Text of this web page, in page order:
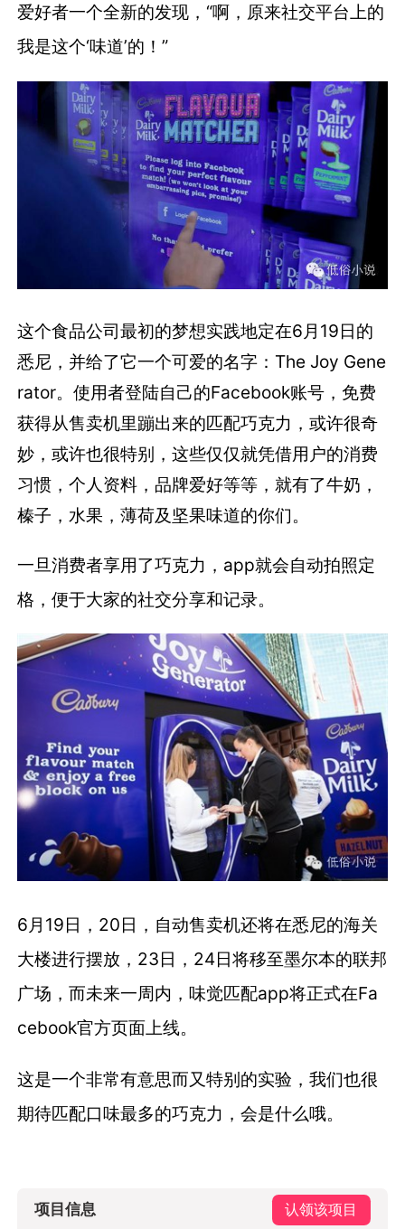
爱好者一个全新的发现，“啊，原来社交平台上的
我是这个‘味道’的！”
这个食品公司最初的梦想实践地定在6月19日的
悉尼，并给了它一个可爱的名字：The Joy Gene
rator。使用者登陆自己的Facebook账号，免费
获得从售卖机里蹦出来的匹配巧克力，或许很奇
妙，或许也很特别，这些仅仅就凭借用户的消费
习惯，个人资料，品牌爱好等等，就有了牛奶，
榛子，水果，薄荷及坚果味道的你们。
一旦消费者享用了巧克力，app就会自动拍照定
格，便于大家的社交分享和记录。
6月19日，20日，自动售卖机还将在悉尼的海关
大楼进行摆放，23日，24日将移至墨尔本的联邦
广场，而未来一周内，味觉匹配app将正式在Fa
cebook官方页面上线。
这是一个非常有意思而又特别的实验，我们也很
期待匹配口味最多的巧克力，会是什么哦。
项目信息 认领该项目